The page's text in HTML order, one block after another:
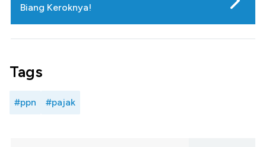
Biang Keroknya!
Tags
#ppn #pajak